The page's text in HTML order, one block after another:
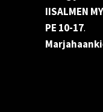
IISALMEN
PE 10-17.